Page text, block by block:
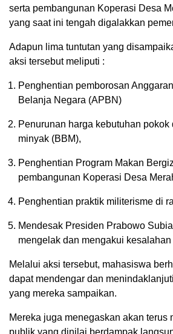
serta pembangunan Koperasi Desa
yang saat ini tengah digalakkan
Adapun lima tuntutan yang
aksi tersebut meliputi :
Penghentian pemborosan
Belanja Negara (APBN)
Penurunan harga kebutuhan pokok
minyak (BBM),
Penghentian Program Makan
pembangunan Koperasi Desa
Penghentian praktik militerisme di
Mendesak Presiden Prabowo
mengelak dan mengakui
Melalui aksi tersebut, mahasiswa
dapat mendengar dan
yang mereka sampaikan.
Mereka juga menegaskan akan terus
publik yang dinilai berdampak